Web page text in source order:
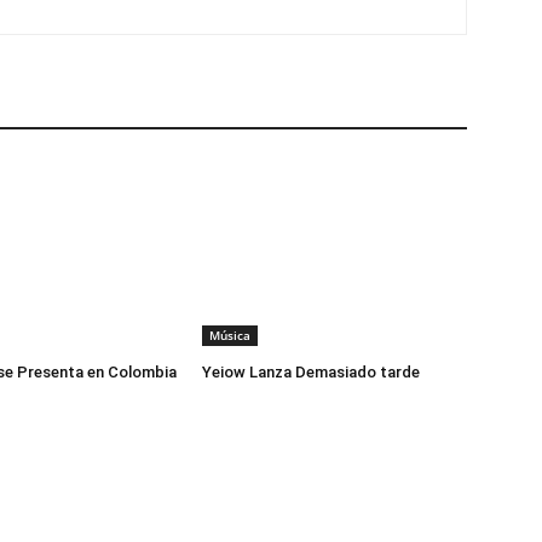
Presenta en Colombia
Música
Yeiow Lanza Demasiado tarde